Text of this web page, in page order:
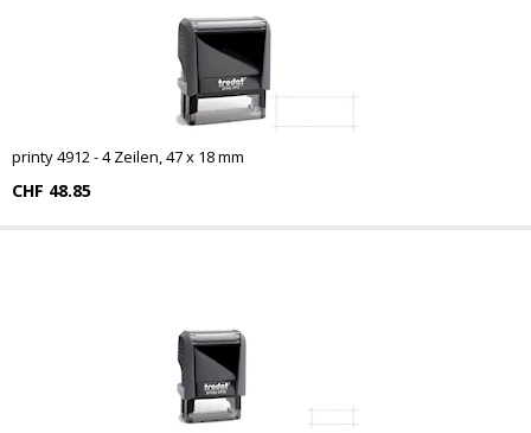
printy 4912 - 4 Zeilen, 47 x 18 mm
CHF 48.85